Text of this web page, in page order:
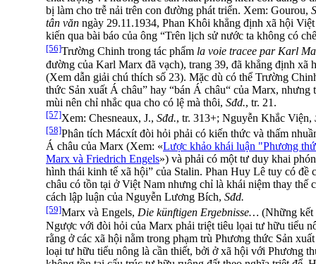
bị làm cho trễ nải trên con đường phát triển. Xem: Gourou,
tân văn ngày 29.11.1934, Phan Khôi khẳng định xã hội
kiến qua bài báo của ông “Trên lịch sử nước ta không có
[56]Trường Chinh trong tác phẩm la voie tracee par Karl
đường của Karl Marx đã vạch), trang 39, đã khẳng định xã
(Xem dẫn giải chú thích số 23). Mặc dù có thể Trường
thức Sản xuất Á châu” hay “bán Á châu“ của Marx,
mùi nên chỉ nhắc qua cho có lệ mà thôi, Sđd., tr. 21.
[57]Xem: Chesneaux, J., Sđd., tr. 313+; Nguyễn Khắc Viện,
[58]Phân tích Mácxít đòi hỏi phải có kiến thức và thấm
Á châu của Marx (Xem: «Lược khảo khái luận "Phương
Marx và Friedrich Engels») và phải có một tư duy khai
hình thái kinh tế xã hội” của Stalin. Phan Huy Lê tuy có đề
châu có tồn tại ở Việt Nam nhưng chỉ là khái niệm thay thế
cách lập luận của Nguyễn Lương Bích, Sđd.
[59]Marx và Engels, Die künftigen Ergebnisse… (Những
Ngược với đòi hỏi của Marx phải triệt tiêu lọai tư hữu tiểu
rằng ở các xã hội nằm trong phạm trù Phương thức Sản
loại tư hữu tiểu nông là cần thiết, bởi ở xã hội với Phương